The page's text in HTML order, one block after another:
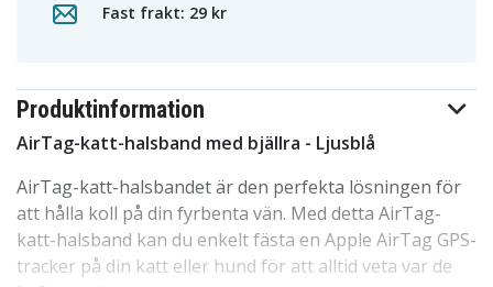
Fast frakt: 29 kr
Produktinformation
AirTag-katt-halsband med bjällra - Ljusblå
AirTag-katt-halsbandet är den perfekta lösningen för
att hålla koll på din fyrbenta vän. Med detta AirTag-
katt-halsband kan du enkelt fästa en Apple AirTag GPS-
tracker på din katt eller hund för att alltid veta var de